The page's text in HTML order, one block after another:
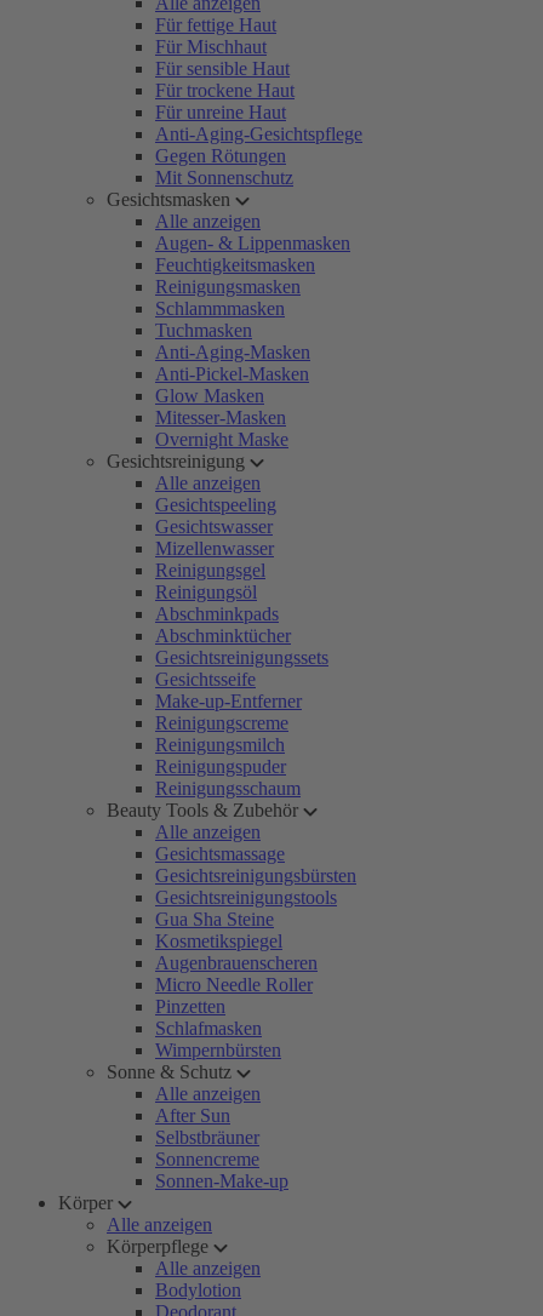
Für fettige Haut
Für Mischhaut
Für sensible Haut
Für trockene Haut
Für unreine Haut
Anti-Aging-Gesichtspflege
Gegen Rötungen
Mit Sonnenschutz
Gesichtsmasken
Alle anzeigen
Augen- & Lippenmasken
Feuchtigkeitsmasken
Reinigungsmasken
Schlammmasken
Tuchmasken
Anti-Aging-Masken
Anti-Pickel-Masken
Glow Masken
Mitesser-Masken
Overnight Maske
Gesichtsreinigung
Alle anzeigen
Gesichtspeeling
Gesichtswasser
Mizellenwasser
Reinigungsgel
Reinigungsöl
Abschminkpads
Abschminktücher
Gesichtsreinigungssets
Gesichtsseife
Make-up-Entferner
Reinigungscreme
Reinigungsmilch
Reinigungspuder
Reinigungsschaum
Beauty Tools & Zubehör
Alle anzeigen
Gesichtsmassage
Gesichtsreinigungsbürsten
Gesichtsreinigungstools
Gua Sha Steine
Kosmetikspiegel
Augenbrauenscheren
Micro Needle Roller
Pinzetten
Schlafmasken
Wimpernbürsten
Sonne & Schutz
Alle anzeigen
After Sun
Selbstbräuner
Sonnencreme
Sonnen-Make-up
Körper
Alle anzeigen
Körperpflege
Alle anzeigen
Bodylotion
Deodorant